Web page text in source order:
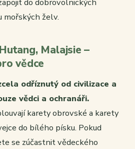
do dobrovolnických
mořských želv.
Malajsie –
vědce
odříznutý od civilizace a
vědci a ochranáři.
karety obrovské a karety
do bílého písku. Pokud
se zúčastnit vědeckého